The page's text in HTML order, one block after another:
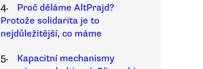
4.
Proč děláme AltPrajd?
Protože solidarita je to
nejdůležitější, co máme
5.
Kapacitní mechanismy